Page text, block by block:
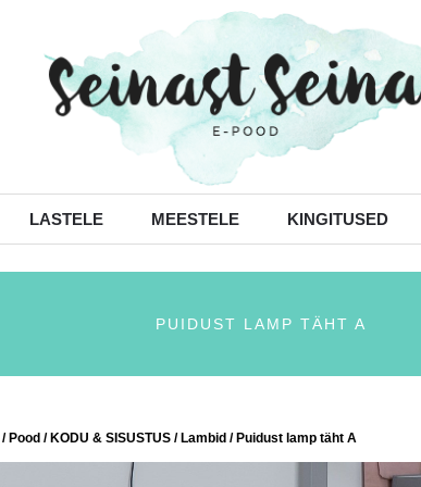
LASTELE MEESTELE KINGITUSED
PUIDUST LAMP TÄHT A
/Pood /KODU & SISUSTUS /Lambid / Puidust lamp täht A